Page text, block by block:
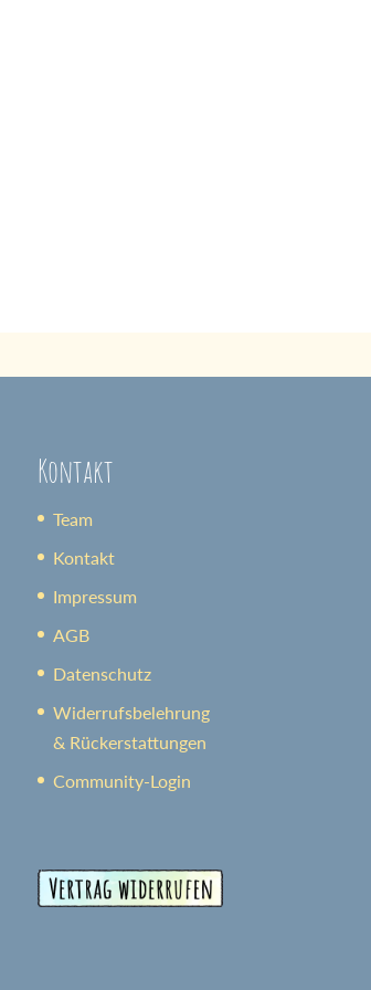
Kontakt
Team
Kontakt
Impressum
AGB
Datenschutz
Widerrufsbelehrung
& Rückerstattungen
Community-Login